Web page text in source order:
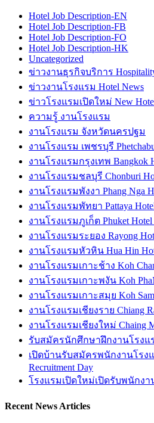
Hotel Job Description-EN
Hotel Job Description-FB
Hotel Job Description-FO
Hotel Job Description-HK
Uncategorized
ข่าวงานธุรกิจบริการ
ข่าวงานโรงแรม Hotel News
ข่าวโรงแรมเปิดใหม่ New
ความรู้ งานโรงแรม
งานโรงแรม จังหวัดนครปฐม
งานโรงแรม เพชรบุรี
งานโรงแรมกรุงเทพ Bangkok
งานโรงแรมชลบุรี Chonburi
งานโรงแรมพังงา Phang Nga
งานโรงแรมพัทยา Pattaya
งานโรงแรมภูเก็ต Phuket Hotel
งานโรงแรมระยอง Rayong
งานโรงแรมหัวหิน Hua Hin
งานโรงแรมเกาะช้าง Koh
งานโรงแรมเกาะพงัน Koh
งานโรงแรมเกาะสมุย Koh
งานโรงแรมเชียงราย Chiang
งานโรงแรมเชียงใหม่ Chaing
รับสมัครนักศึกษาฝึกงานโรงแร
เปิดบ้านรับสมัครพนักงานโรงแ
Recruitment Day
โรงแรมเปิดใหม่เปิดรับพนักงาน
Recent News Articles